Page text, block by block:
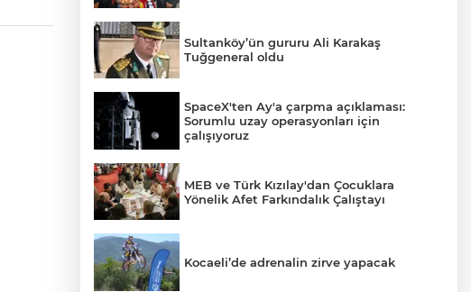
Sultanköy’ün gururu Ali Karakaş
Tuğgeneral oldu
SpaceX'ten Ay'a çarpma açıklaması:
Sorumlu uzay operasyonları için
çalışıyoruz
MEB ve Türk Kızılay'dan Çocuklara
Yönelik Afet Farkındalık Çalıştayı
Kocaeli’de adrenalin zirve yapacak